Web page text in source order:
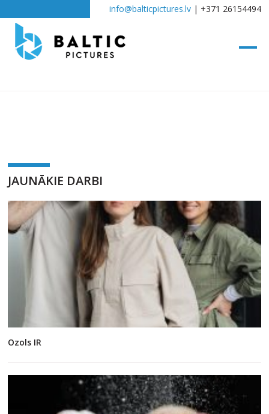
info@balticpictures.lv| +371 26154494
JAUNĀKIE DARBI
Ozols IR